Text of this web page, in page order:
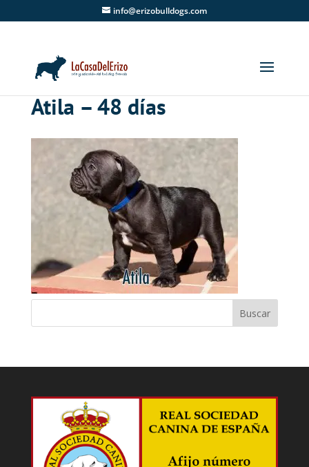
info@erizobulldogs.com
Atila – 48 días